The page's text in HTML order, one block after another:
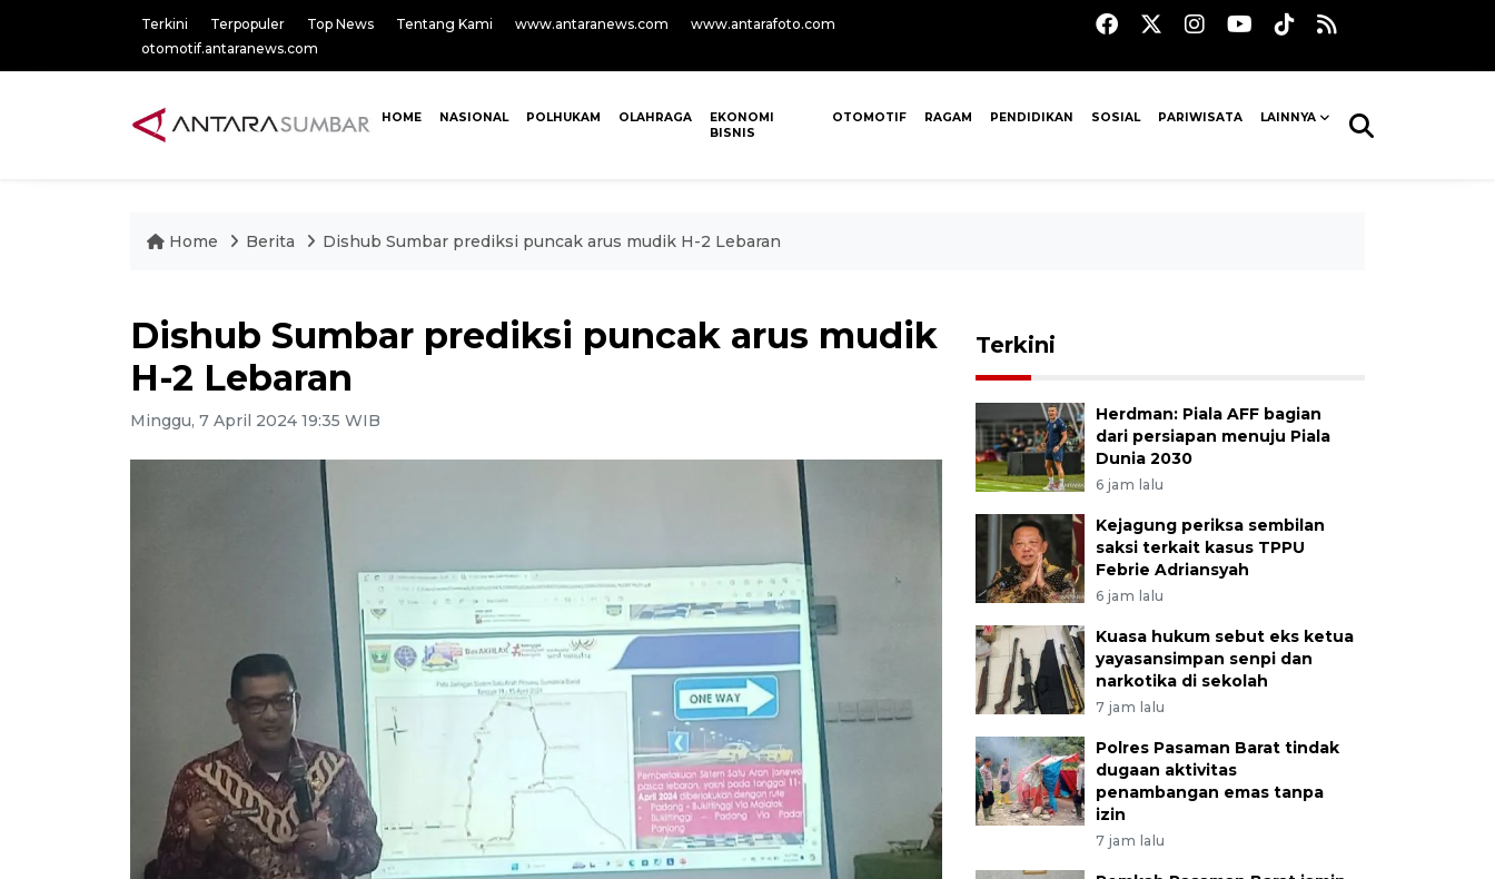
Terkini Terpopuler Top News Tentang Kami www.antaranews.com
www.antarafoto.com
otomotif.antaranews.com
HOME NASIONAL POLHUKAM OLAHRAGA
EKONOMI
BISNIS
OTOMOTIF RAGAM PENDIDIKAN SOSIAL PARIWISATA LAINNYA
Home Berita Dishub Sumbar prediksi puncak arus mudik H-2 Lebaran
Dishub Sumbar prediksi puncak arus mudik
H-2 Lebaran
Minggu, 7 April 2024 19:35 WIB
Terkini
Herdman: Piala AFF bagian
dari persiapan menuju Piala
Dunia 2030
6 jam lalu
Kejagung periksa sembilan
saksi terkait kasus TPPU
Febrie Adriansyah
6 jam lalu
Kuasa hukum sebut eks ketua
yayasansimpan senpi dan
narkotika di sekolah
7 jam lalu
Polres Pasaman Barat tindak
dugaan aktivitas
penambangan emas tanpa
izin
7 jam lalu